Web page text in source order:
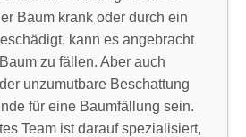
Baum krank oder durch ein
kann es angebracht
zu fällen. Aber auch
unzumutbare Beschattung
für eine Baumfällung sein.
Team ist darauf spezialisiert,